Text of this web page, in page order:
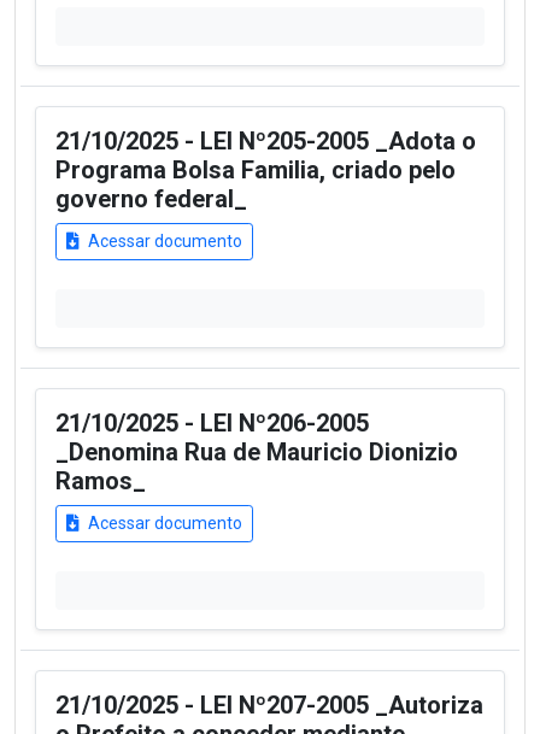
21/10/2025 - LEI Nº205-2005 _Adota o
Programa Bolsa Familia, criado pelo
governo federal_
Acessar documento
21/10/2025 - LEI Nº206-2005
_Denomina Rua de Mauricio Dionizio
Ramos_
Acessar documento
21/10/2025 - LEI Nº207-2005 _Autoriza